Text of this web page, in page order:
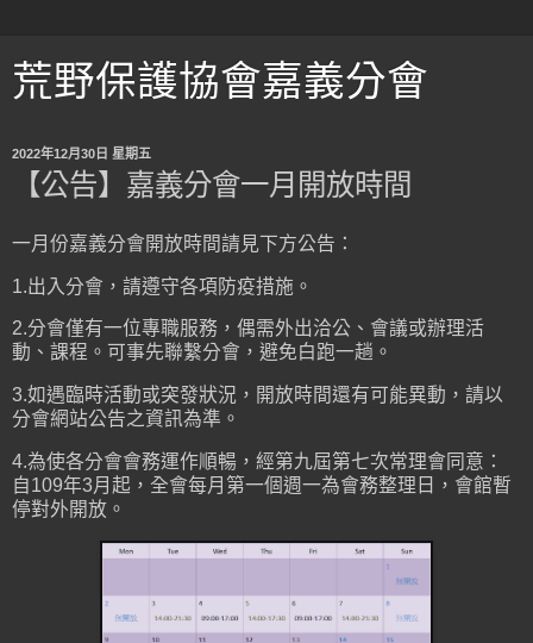
荒野保護協會嘉義分會
2022年12月30日 星期五
【公告】嘉義分會一月開放時間
一月份嘉義分會開放時間請見下方公告：
1.出入分會，請遵守各項防疫措施。
2.分會僅有一位專職服務，偶需外出洽公、會議或辦理活
動、課程。可事先聯繫分會，避免白跑一趟。
3.如遇臨時活動或突發狀況，開放時間還有可能異動，請以
分會網站公告之資訊為準。
4.為使各分會會務運作順暢，經第九屆第七次常理會同意：
自109年3月起，全會每月第一個週一為會務整理日，會館暫
停對外開放。